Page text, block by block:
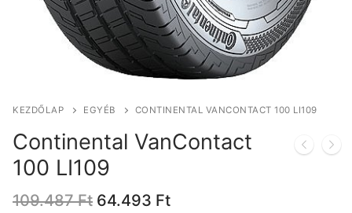
KEZDŐLAP EGYÉB CONTINENTAL VANCONTACT 100 LI109
Continental VanContact
100 LI109
109.487Ft Original
64.493 FtCurrent